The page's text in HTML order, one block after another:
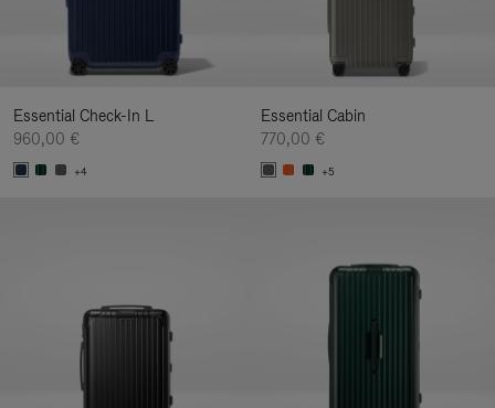
Essential Check-In L
960,00 €
+4
Essential Cabin
770,00 €
+5